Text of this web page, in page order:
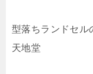
型落ちランドセ
天地堂